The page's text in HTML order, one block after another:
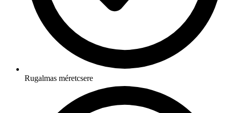
Rugalmas méretcsere